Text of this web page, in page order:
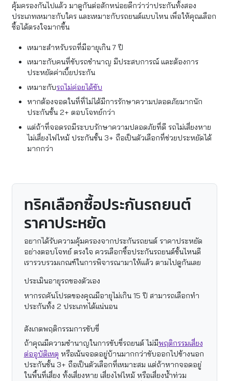
คุ้มครองกันไปแล้ว มาดูกันต่อสักหน่อยดีกว่าว่าประกันทั้งสอง
ประเภทเหมาะกับใคร และเหมาะกับรถยนต์แบบไหน เพื่อให้คุณเลือก
ซื้อได้ตรงใจมากขึ้น
เหมาะสำหรับรถที่มีอายุเกิน 7 ปี
เหมาะกับคนที่ขับรถชำนาญ มีประสบการณ์ และต้องการ
ประหยัดค่าเบี้ยประกัน
เหมาะกับรถไม่ค่อยได้ขับ
หากต้องจอดในที่ที่ไม่ได้มีการรักษาความปลอดภัยมากนัก
ประกันชั้น 2+ ตอบโจทย์กว่า
แต่ถ้าที่จอดรถมีระบบรักษาความปลอดภัยที่ดี รถไม่เสี่ยงหาย
ไม่เสี่ยงไฟไหม้ ประกันชั้น 3+ ถือเป็นตัวเลือกที่ช่วยประหยัดได้
มากกว่า
ทริคเลือกซื้อประกันรถยนต์
ราคาประหยัด
อยากได้รับความคุ้มครองจากประกันรถยนต์ ราคาประหยัด
อย่างตอบโจทย์ ตรงใจ ควรเลือกซื้อประกันรถยนต์ชั้นไหนดี
เรารวบรวมเกณฑ์ในการพิจารณามาให้แล้ว ตามไปดูกันเลย
ประเมินอายุรถของตัวเอง
หากรถคันโปรดของคุณมีอายุไม่เกิน 15 ปี สามารถเลือกทำ
ประกันทั้ง 2 ประเภทได้แน่นอน
สังเกตพฤติกรรมการขับขี่
ถ้าคุณมีความชำนาญในการขับขี่รถยนต์ ไม่มีพฤติกรรมเสี่ยง
ต่ออุบัติเหตุ หรือเน้นจอดอยู่บ้านมากกว่าขับออกไปข้างนอก
ประกันชั้น 3+ ถือเป็นตัวเลือกที่เหมาะสม แต่ถ้าหากจอดอยู่
ในพื้นที่เสี่ยง ทั้งเสี่ยงหาย เสี่ยงไฟไหม้ หรือเสี่ยงน้ำท่วม